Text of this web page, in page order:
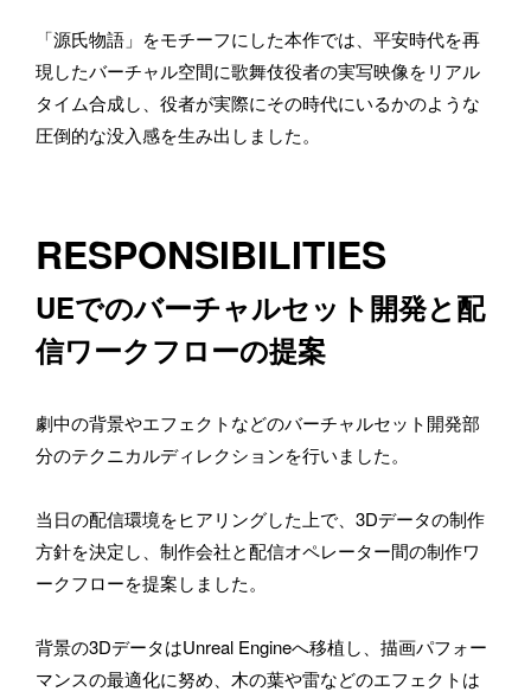
「源氏物語」をモチーフにした本作では、平安時代を再
現したバーチャル空間に歌舞伎役者の実写映像をリアル
タイム合成し、役者が実際にその時代にいるかのような
圧倒的な没入感を生み出しました。
RESPONSIBILITIES
UEでのバーチャルセット開発と配
信ワークフローの提案
劇中の背景やエフェクトなどのバーチャルセット開発部
分のテクニカルディレクションを行いました。
当日の配信環境をヒアリングした上で、3Dデータの制作
方針を決定し、制作会社と配信オペレーター間の制作ワ
ークフローを提案しました。
背景の3DデータはUnreal Engineへ移植し、描画パフォー
マンスの最適化に努め、木の葉や雷などのエフェクトは
にお問い合わせください。メールの場合は hello@bassdrum.org か
らご連絡ください。
お名前
メールアドレス
所属